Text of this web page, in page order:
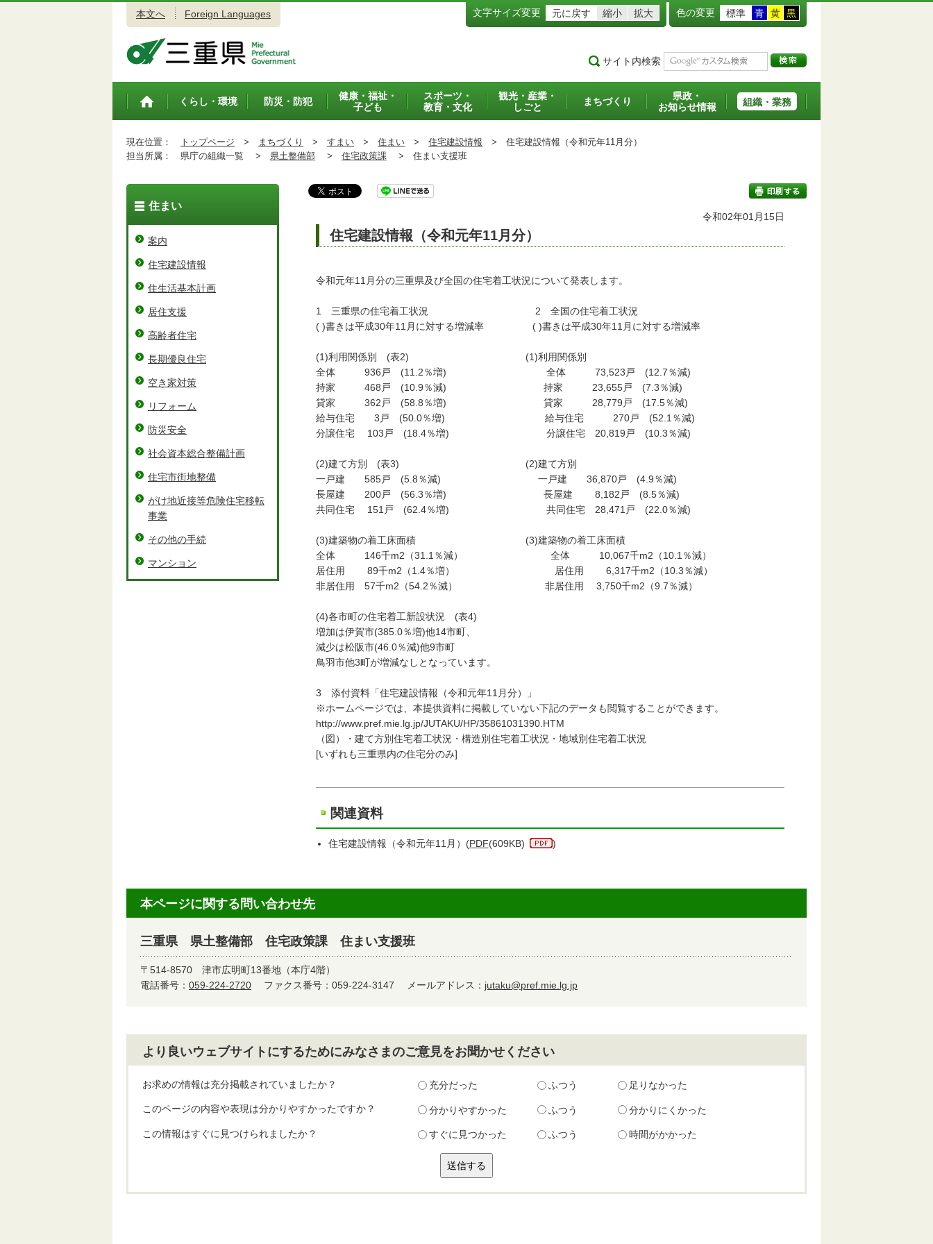
本文へ Foreign Languages 文字サイズ変更 元に戻す 縮小 拡大 色の変更 標準 青 黄 黒
サイト内検索
トップペ
くらし・環境 防災・防犯
健康・福祉・
子ども
スポーツ・
教育・文化
観光・産業・
しごと
まちづくり
県政・
お知らせ情報
組織・業務
現在位置： トップページ > まちづくり > すまい > 住まい > 住宅建設情報 > 住宅建設情報（令和元年11月分）
担当所属：
県庁の組織一覧 > 県土整備部 > 住宅政策課 > 住まい支援班
印刷する
令和02年01月15日
住宅建設情報（令和元年11月分）
令和元年11月分の三重県及び全国の住宅着工状況について発表します。
1 三重県の住宅着工状況 2 全国の住宅着工状況
( )書きは平成30年11月に対する増減率 ( )書きは平成30年11月に対する増減率
(1)利用関係別 (表2) (1)利用関係別
全体 936戸 (11.2％増) 全体 73,523戸 (12.7％減)
持家 468戸 (10.9％減) 持家 23,655戸 (7.3％減)
貸家 362戸 (58.8％増) 貸家 28,779戸 (17.5％減)
給与住宅 3戸 (50.0％増) 給与住宅 270戸 (52.1％減)
分譲住宅 103戸 (18.4％増) 分譲住宅 20,819戸 (10.3％減)
(2)建て方別 (表3) (2)建て方別
一戸建 585戸 (5.8％減) 一戸建 36,870戸 (4.9％減)
長屋建 200戸 (56.3％増) 長屋建 8,182戸 (8.5％減)
共同住宅 151戸 (62.4％増) 共同住宅 28,471戸 (22.0％減)
(3)建築物の着工床面積 (3)建築物の着工床面積
全体 146千m2（31.1％減） 全体 10,067千m2（10.1％減）
居住用 89千m2（1.4％増） 居住用 6,317千m2（10.3％減）
非居住用 57千m2（54.2％減） 非居住用 3,750千m2（9.7％減）
(4)各市町の住宅着工新設状況 (表4)
増加は伊賀市(385.0％増)他14市町、
減少は松阪市(46.0％減)他9市町
鳥羽市他3町が増減なしとなっています。
3 添付資料「住宅建設情報（令和元年11月分）」
※ホームページでは、本提供資料に掲載していない下記のデータも閲覧することができます。
http://www.pref.mie.lg.jp/JUTAKU/HP/35861031390.HTM
（図）・建て方別住宅着工状況・構造別住宅着工状況・地域別住宅着工状況
[いずれも三重県内の住宅分のみ]
関連資料
住宅建設情報（令和元年11月）(PDF(609KB) )
住まい
案内
住宅建設情報
住生活基本計画
居住支援
高齢者住宅
長期優良住宅
空き家対策
リフォーム
防災安全
社会資本総合整備計画
住宅市街地整備
がけ地近接等危険住宅移転
事業
その他の手続
マンション
本ページに関する問い合わせ先
三重県 県土整備部 住宅政策課 住まい支援班
〒514-8570 津市広明町13番地（本庁4階）
電話番号： 059-224-2720 ファクス番号：059-224-3147 メールアドレス： jutaku@pref.mie.lg.jp
より良いウェブサイトにするためにみなさまのご意見をお聞かせください
お求めの情報は充分掲載されていましたか？ 充分だった ふつう 足りなかった
このページの内容や表現は分かりやすかったですか？ 分かりやすかった ふつう 分かりにくかった
この情報はすぐに見つけられましたか？ すぐに見つかった ふつう 時間がかかった